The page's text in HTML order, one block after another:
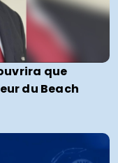
que
du Beach